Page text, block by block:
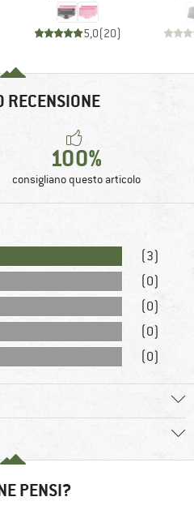
5,0(20)
RECENSIONE
100%
consigliano questo articolo
(3)
(0)
(0)
(0)
(0)
PENSI?